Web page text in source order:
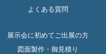
よくある質問
展示会に初めてご出展の方
図面製作・御見積り